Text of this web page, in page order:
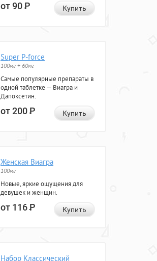
от 90Р Купить
Super P-force
100мг + 60мг
Самые популярные препараты в
одной таблетке — Виагра и
Дапоксетин.
от 200Р Купить
Женская Виагра
100мг
Новые, яркие ощущения для
девушек и женщин.
от 116Р Купить
Набор Классический